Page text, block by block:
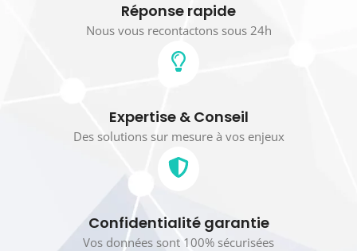
Réponse rapide
Nous vous recontactons sous 24h
Expertise & Conseil
Des solutions sur mesure à vos enjeux
Confidentialité garantie
Vos données sont 100% sécurisées